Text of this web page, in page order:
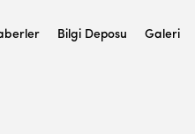
Bilgi Deposu Galeri